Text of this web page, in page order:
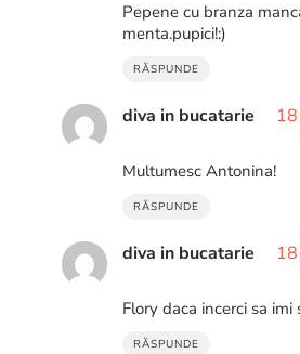
Pepene cu branza
menta.pupici!:)
RĂSPUNDE
diva in bucatarie
Multumesc Antonina!
RĂSPUNDE
diva in bucatarie
Flory daca incerci sa
RĂSPUNDE